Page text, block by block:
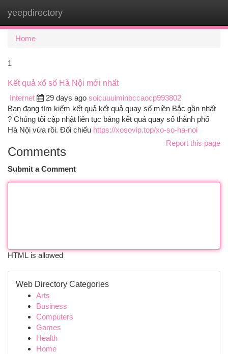
yeepdirectory
Home
1
Kết quả xổ số Hà Nội mới nhất
Internet
29 days ago soicuuuiminbccaocp993802
Bạn đang tìm kiếm kết quả kết quả quay số miền Bắc gần nhất
? Chúng tôi cập nhật liên tục bảng kết quả quay số thành phố
Hà Nội vừa rồi. Đối chiếu https://xosovip.top/xo-so-ha-noi
Report this page
Comments
Submit a Comment
HTML is allowed
Web Directory Categories
Arts
Business
Computers
Games
Health
Home